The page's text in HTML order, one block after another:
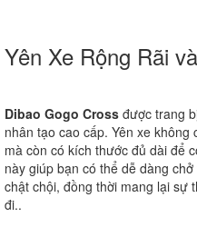
Yên Xe Rộng Rãi
Dibao Gogo Cross được trang
nhân tạo cao cấp. Yên xe
mà còn có kích thước đủ dài để
này giúp bạn có thể dễ dàng
chật chội, đồng thời mang lại sự
đi..